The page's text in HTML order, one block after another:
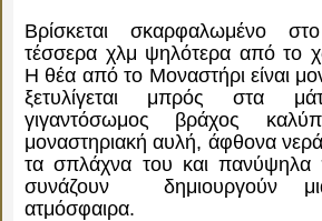
Βρίσκεται σκαρφαλωμένο
τέσσερα χλμ ψηλότερα από το
Η θέα από το Μοναστήρι είναι
ξετυλίγεται μπρός στα
γιγαντόσωμος βράχος
μοναστηριακή αυλή, άφθονα
τα σπλάχνα του και πανύψηλα
συνάζουν δημιουργούν
ατμόσφαιρα.